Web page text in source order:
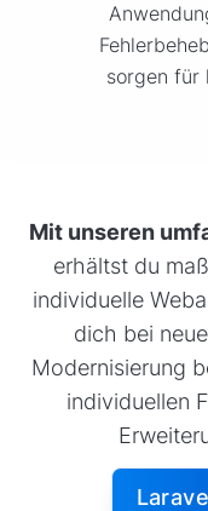
sorgen für
Mit unseren
erhältst du
individuelle
dich bei
Modernisierung
individuellen